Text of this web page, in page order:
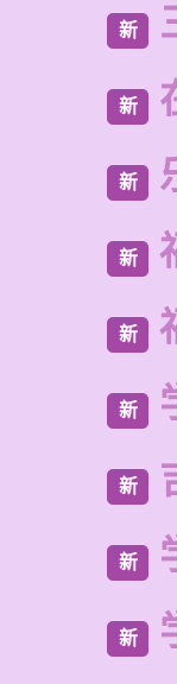
新
新
新
新
新
新
新
新
新